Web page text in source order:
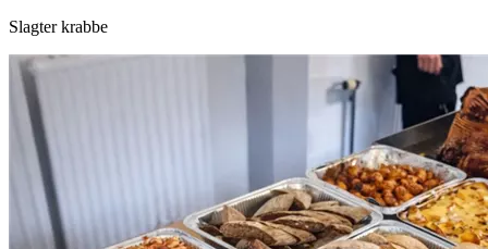
Slagter krabbe